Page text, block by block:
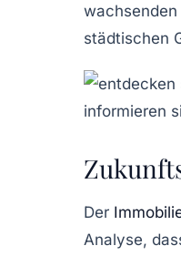
städtischen
Der
Analyse,